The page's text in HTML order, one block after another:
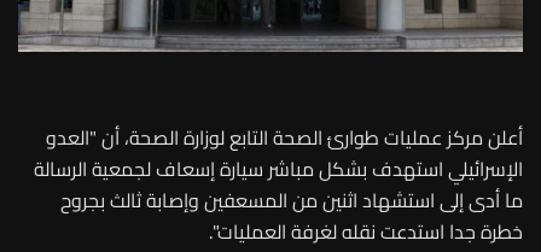
أعلن مركز عمليات طوارئ الصحة التابع لوزارة الصحة، أن "العدو
الإسرائيلي استهدف بشكل مباشر سيارة إسعاف لجمعية الرسالة
ما أدى إلى استشهاد اثنين من المسعفين وإصابة ثالث بجروح
خطرة جدا استدعت نقله لغرفة العمليات".